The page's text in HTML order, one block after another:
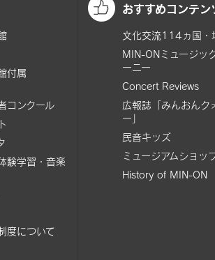
付属
コンクール
験学習・音楽
度について
おすすめコンテン
文化交流114ヵ国・
MIN-ONミュージッ
ーニー
Concert Reviews
広報誌「みんおんク
ー」
民音キッズ
ミュージアムショッ
History of MIN-ON